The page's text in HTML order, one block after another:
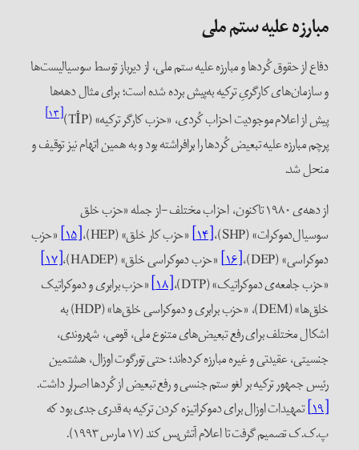
مبارزه علیه ستم ملی
دفاع از حقوق کُردها و مبارزه علیه ستم ملی، از دیرباز توسط سوسیالیست‌ها
و سازمان‌های کارگریِ ترکیه به‌پیش برده شده‌ است؛ برای مثال دهه‌ها
پیش از اعلام موجودیت احزاب کُردی، «حزب کارگر ترکیه» (TİP)
[۱۳]
پرچم مبارزه علیه تبعیض کُردها را برافراشته بود و به همین اتهام نیز توقیف و
منحل شد.
از دهه‌ی ۱۹۸۰ تاکنون، احزاب مختلف -از جمله «حزب خلق‌
سوسیال‌دموکرات» (SHP)،
[۱۴] «حزب کار خلق» (HEP)، [۱۵]
«حزب
دموکراسی» (DEP)،
[۱۶] «حزب دموکراسی خلق» (HADEP)،
[۱۷]
«حزب جامعه‌ی دموکراتیک» (DTP)،
[۱۸]
«حزب برابری و دموکراتیک
خلق‌ها» (DEM)، «حزب برابری و دموکراسی خلق‌ها» (HDP) به
اشکال مختلف برای رفع تبعیض‌های متنوع ملی، قومی، شهروندی،
جنسیتی، عقیدتی و غیره مبارزه کرده‌اند؛ حتی تورگوت اوزال، هشتمین
رئیس جمهور ترکیه بر لغو ستم جنسی و رفع تبعیض از کُردها اصرار داشت.
[۱۹]
تمهیدات اوزال برای دموکراتیزه کردن ترکیه به قدری جدی بود که
پ.ک.ک تصمیم گرفت تا اعلام آتش‌بس کند (۱۷ مارس ۱۹۹۳).